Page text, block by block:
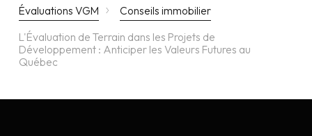
Évaluations VGM ›
Conseils immobilier
L'Évaluation de Terrain dans les Projets de
Développement : Anticiper les Valeurs Futures au
Québec